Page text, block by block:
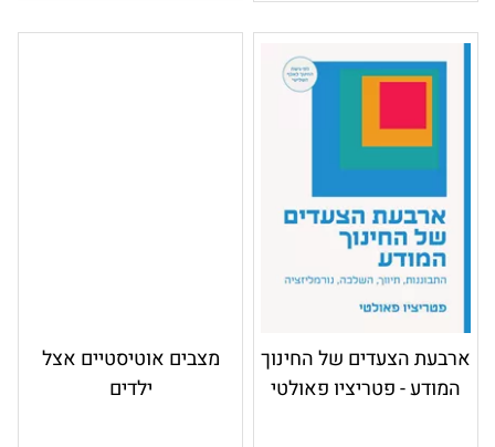
ארבעת הצעדים של החינוך
המודע - פטריציו פאולטי
מצבים אוטיסטיים אצל
ילדים